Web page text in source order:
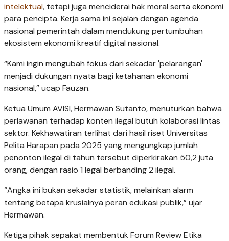
intelektual, tetapi juga menciderai hak moral serta ekonomi
para pencipta. Kerja sama ini sejalan dengan agenda
nasional pemerintah dalam mendukung pertumbuhan
ekosistem ekonomi kreatif digital nasional.
“Kami ingin mengubah fokus dari sekadar 'pelarangan'
menjadi dukungan nyata bagi ketahanan ekonomi
nasional,” ucap Fauzan.
Ketua Umum AVISI, Hermawan Sutanto, menuturkan bahwa
perlawanan terhadap konten ilegal butuh kolaborasi lintas
sektor. Kekhawatiran terlihat dari hasil riset Universitas
Pelita Harapan pada 2025 yang mengungkap jumlah
penonton ilegal di tahun tersebut diperkirakan 50,2 juta
orang, dengan rasio 1 legal berbanding 2 ilegal.
“Angka ini bukan sekadar statistik, melainkan alarm
tentang betapa krusialnya peran edukasi publik,” ujar
Hermawan.
Ketiga pihak sepakat membentuk Forum Review Etika